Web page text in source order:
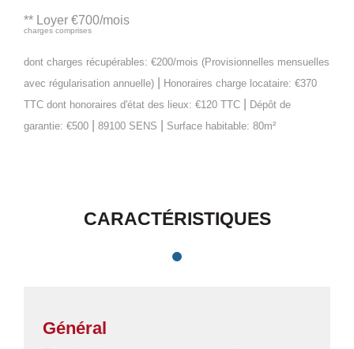
** Loyer €700/mois
charges comprises
dont charges récupérables: €200/mois (Provisionnelles mensuelles
avec régularisation annuelle)
Honoraires charge locataire: €370
TTC dont honoraires d'état des lieux: €120 TTC
Dépôt de
garantie: €500
89100 SENS Surface habitable: 80m²
CARACTÉRISTIQUES
Général